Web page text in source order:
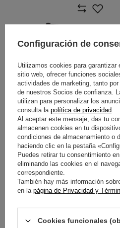
PROMOCIÓN
SOBREVALORADO
GORRA FORMULA 1
SINGAPORE GP
29,10 € / artículo
Precio más bajo en 30 días antes
del descuento:41,60 € -30%
Configuración de
Utilizamos cookies para garantizar
sitio web, ofrecer funciones
actividades de marketing, tanto
de nuestros Socios de confianza.
utilizan para personalizar los
consulta la política de privacidad.
Al aceptar este mensaje, das tu
almacenen cookies en tu
condiciones de almacenamiento o
haciendo clic en la pestaña
Puedes retirar tu consentimiento
eliminando las cookies en el
correspondiente.
También hay más información
en la página de Privacidad y
Cookies funcionales